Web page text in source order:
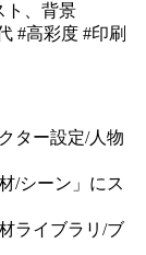
ト、背景
#高彩度 #印刷
ター設定/人物
/シーン」にス
ライブラリ/ブ